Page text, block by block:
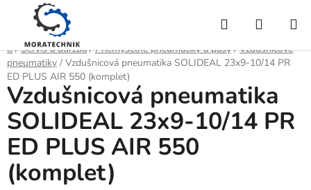
Hľadať
KOŠÍK
Domov
/ Servis a údržba / Priemyselné pneumatiky a pásy / Vzdušnicové
pneumatiky / Vzdušnicová pneumatika SOLIDEAL 23x9-10/14 PR
ED PLUS AIR 550 (komplet)
Vzdušnicová pneumatika
SOLIDEAL 23x9-10/14 PR
ED PLUS AIR 550
(komplet)